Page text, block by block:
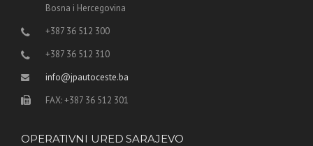
Bosna i Hercegovina
+387 36 512 300
+387 36 512 310
info@jpautoceste.ba
FAX: +387 36 512 301
OPERATIVNI URED SARAJEVO